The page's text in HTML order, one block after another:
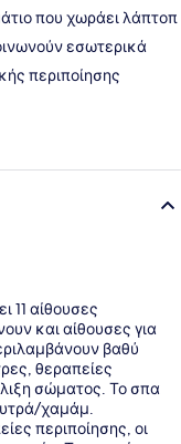
που χωράει λάπτοπ
εσωτερικά
περιποίησης
11 αίθουσες
και αίθουσες για
βαθύ
θεραπείες
σώματος. Το σπα
χαμάμ.
περιποίησης, οι